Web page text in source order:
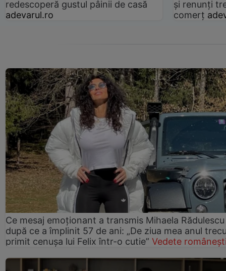
redescoperă gustul pâinii de casă
adevarul.ro
și renunți
comerț
Ce mesaj emoționant a transmis Mihaela Rădulescu
după ce a împlinit 57 de ani: „De ziua mea anul
primit cenușa lui Felix într-o cutie” Vedete